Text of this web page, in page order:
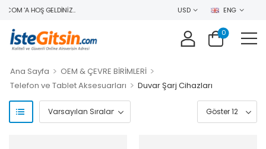
'A HOŞ GELDINIZ.. USD ENG
0
Ana Sayfa > OEM & ÇEVRE BİRİMLERİ >
Telefon ve Tablet Aksesuarları > Duvar Şarj Cihazları